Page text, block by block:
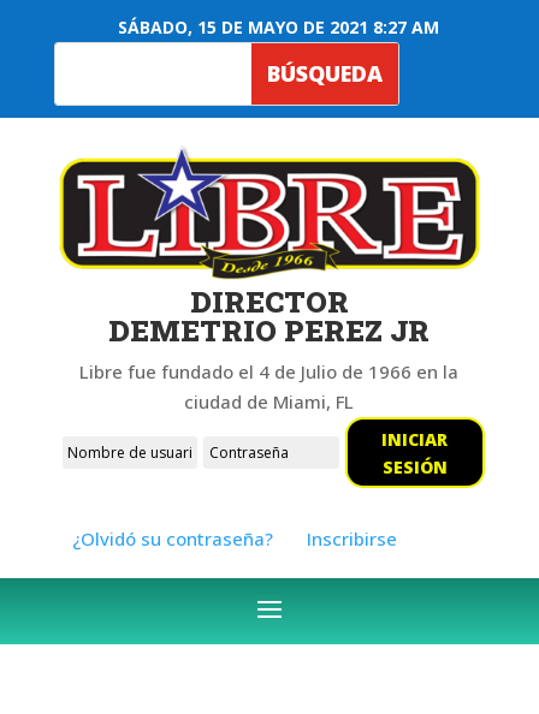
SÁBADO, 15 DE MAYO DE 2021 8:27 AM
DIRECTOR
DEMETRIO PEREZ JR
Libre fue fundado el 4 de Julio de 1966 en la
ciudad de Miami, FL
INICIAR
SESIÓN
¿Olvidó su contraseña? Inscribirse